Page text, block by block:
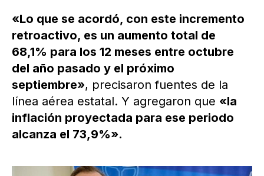
«Lo que se acordó, con este incremento
retroactivo, es un aumento total de
68,1% para los 12 meses entre octubre
del año pasado y el próximo
septiembre», precisaron fuentes de la
línea aérea estatal. Y agregaron que «la
inflación proyectada para ese periodo
alcanza el 73,9%».